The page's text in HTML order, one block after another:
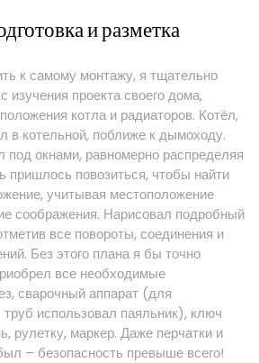
и разметка
к самому монтажу, я тщательно
изучения проекта своего дома,
котла и радиаторов. Котёл,
в котельной, поближе к дымоходу.
под окнами, равномерно распределяя
пришлось повозиться, чтобы найти
учитывая местоположение
соображения. Нарисовал подробный
все повороты, соединения и
Без этого плана я бы точно
все необходимые
сварочный аппарат (для
использовал паяльник), ключ
рулетку, маркер. Даже перчатки и
– безопасность превыше всего!